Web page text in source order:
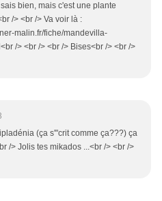
bien, mais c'est une plante
/> <br /> Va voir là :
malin.fr/fiche/mandevilla-
/> <br /> <br /> Bises<br /> <br />
(ça s'"crit comme ça???) ça
/> Jolis tes mikados ...<br /> <br />